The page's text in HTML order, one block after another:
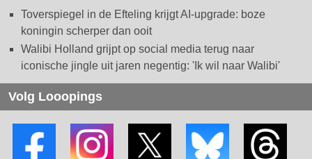
Toverspiegel in de Efteling krijgt AI-upgrade: boze
koningin scherper dan ooit
Walibi Holland grijpt op social media terug naar
iconische jingle uit jaren negentig: 'Ik wil naar Walibi'
Volg Looopings